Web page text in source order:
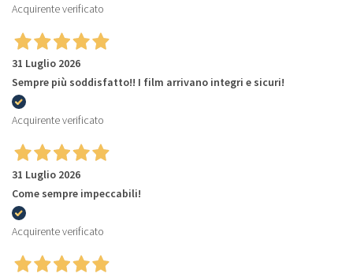
Acquirente verificato
31 Luglio 2026
Sempre più soddisfatto!! I film arrivano integri e sicuri!
Acquirente verificato
31 Luglio 2026
Come sempre impeccabili!
Acquirente verificato